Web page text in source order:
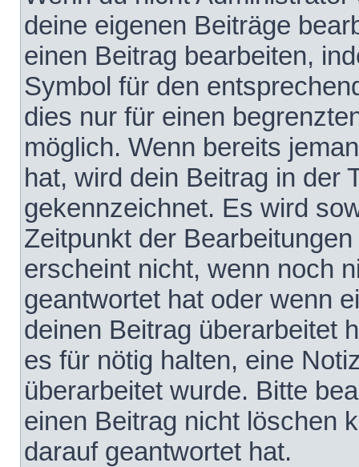
deine eigenen Beiträge
einen Beitrag bearbeiten,
Symbol für den
dies nur für einen
möglich. Wenn bereits
hat, wird dein Beitrag in der
gekennzeichnet. Es wird
Zeitpunkt der
erscheint nicht, wenn noch
geantwortet hat oder wenn
deinen Beitrag überarbeitet
es für nötig halten, eine
überarbeitet wurde. Bitte
einen Beitrag nicht löschen
darauf geantwortet hat.